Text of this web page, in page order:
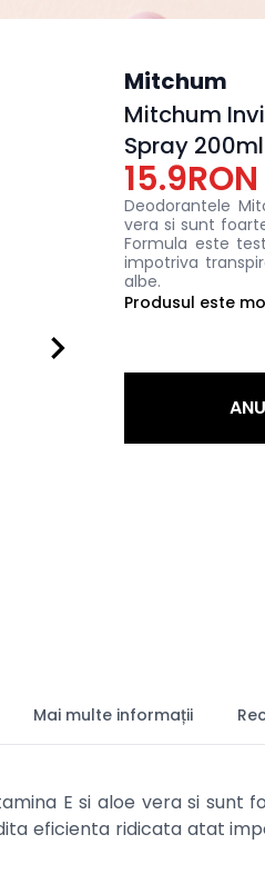
Mitchum
Mitchum
Spray 200ml
15.9RON
Deodorantele
vera si sunt
Formula este
impotriva
albe.
Produsul este
Mai multe informații
E si aloe vera si sunt
eficienta ridicata atat